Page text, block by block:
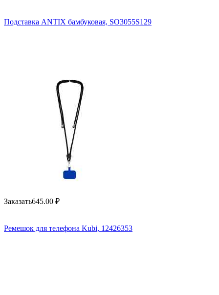
Подставка ANTIX бамбуковая, SO3055S129
Заказать645.00 ₽
Ремешок для телефона Kubi, 12426353